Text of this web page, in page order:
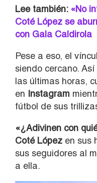
Lee también: «No
Coté López se
con Gala Caldirola
Pese a eso, el
siendo cercano.
las últimas horas,
en Instagram
fútbol de sus
«¿Adivinen con
Coté López en sus
sus seguidores al
a ella.